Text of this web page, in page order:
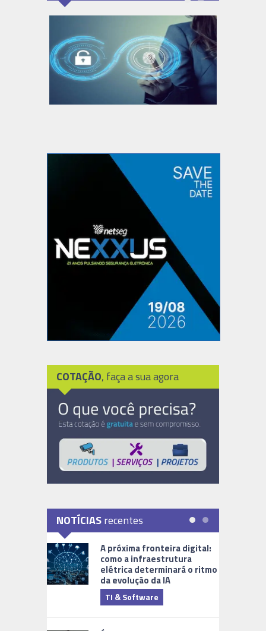
COTAÇÃO, faça a sua agora
NOTÍCIASrecentes
A próxima fronteira digital:
como a infraestrutura
elétrica determinará o ritmo
da evolução da IA
TI & Software